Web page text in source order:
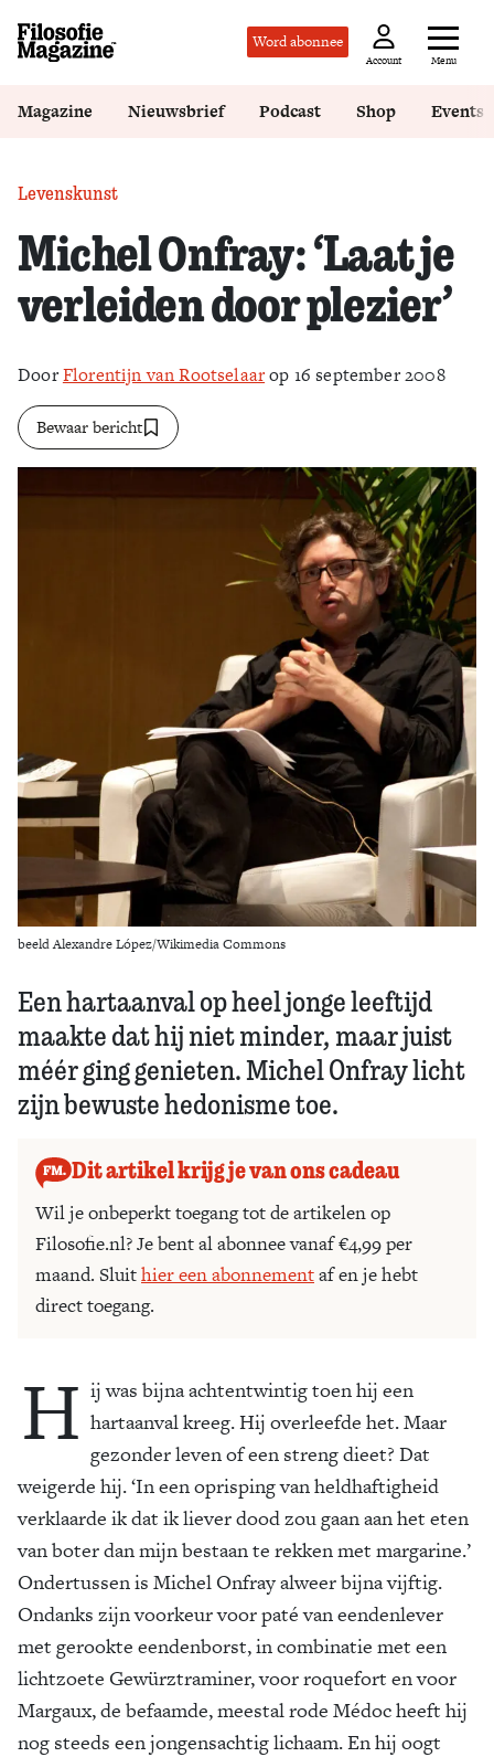
Word abonnee
Account Menu
Zoek
Magazine Nieuwsbrief Podcast Shop Events
Levenskunst
Michel Onfray: ‘Laat je
verleiden door plezier’
DoorFlorentijn van Rootselaarop 16 september 2008
Bewaar bericht
beeld Alexandre López/Wikimedia Commons
Een hartaanval op heel jonge leeftijd
maakte dat hij niet minder, maar juist
méér ging genieten. Michel Onfray licht
zijn bewuste hedonisme toe.
Dit artikel krijg je van ons cadeau
Wil je onbeperkt toegang tot de artikelen op
Filosofie.nl? Je bent al abonnee vanaf €4,99 per
maand. Sluithier een abonnementaf en je hebt
direct toegang.
H ij was bijna achtentwintig toen hij een
hartaanval kreeg. Hij overleefde het. Maar
gezonder leven of een streng dieet? Dat
weigerde hij. ‘In een oprisping van heldhaftigheid
verklaarde ik dat ik liever dood zou gaan aan het eten
van boter dan mijn bestaan te rekken met margarine.’
Ondertussen is Michel Onfray alweer bijna vijftig.
Ondanks zijn voorkeur voor paté van eendenlever
met gerookte eendenborst, in combinatie met een
lichtzoete Gewürztraminer, voor roquefort en voor
Margaux, de befaamde, meestal rode Médoc heeft hij
nog steeds een jongensachtig lichaam. En hij oogt